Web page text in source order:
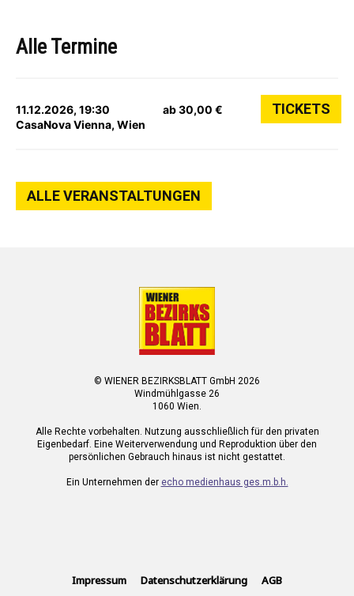
Alle Termine
11.12.2026, 19:30
CasaNova Vienna, Wien
ab 30,00 € TICKETS
ALLE VERANSTALTUNGEN
© WIENER BEZIRKSBLATT GmbH 2026
Windmühlgasse 26
1060 Wien.
Alle Rechte vorbehalten. Nutzung ausschließlich für den privaten
Eigenbedarf. Eine Weiterverwendung und Reproduktion über den
persönlichen Gebrauch hinaus ist nicht gestattet.
Ein Unternehmen der echo medienhaus ges.m.b.h.
Impressum Datenschutzerklärung AGB